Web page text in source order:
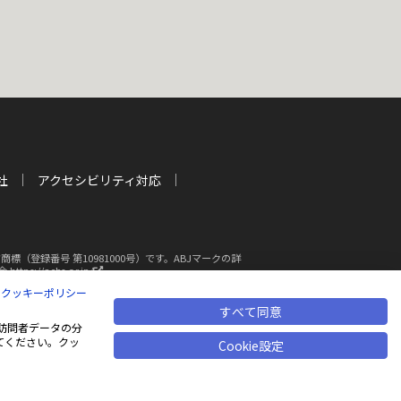
アクセシビリティ対応
標（登録番号 第10981000号）です。ABJマークの詳
https://aebs.or.jp/
新
クッキーポリシー
問者データの分
ださい。クッ
すべて同意
Cookie設定